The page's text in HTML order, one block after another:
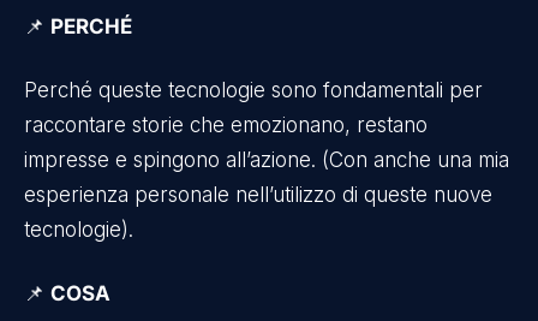
📌 PERCHÉ
Perché queste tecnologie sono fondamentali per
raccontare storie che emozionano, restano
impresse e spingono all’azione. (Con anche una mia
esperienza personale nell’utilizzo di queste nuove
tecnologie).
📌 COSA